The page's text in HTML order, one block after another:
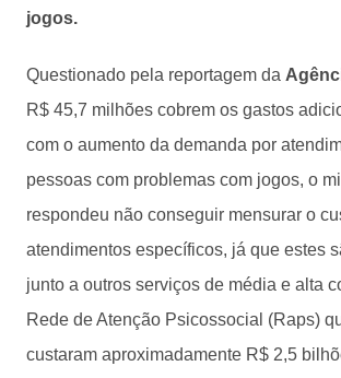
jogos.
Questionado pela reportagem da
R$ 45,7 milhões cobrem os gastos
com o aumento da demanda por
pessoas com problemas com jogos, o
respondeu não conseguir mensurar o
atendimentos específicos, já que estes
junto a outros serviços de média e alta
Rede de Atenção Psicossocial (Raps)
custaram aproximadamente R$ 2,5